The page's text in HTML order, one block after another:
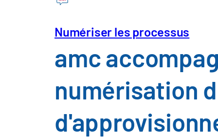
Numériser les processus
amc
numérisation
Tous les champs marqués d'un * sont